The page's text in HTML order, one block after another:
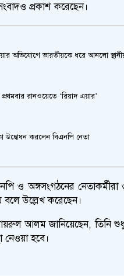
প্রকাশ করেছেন।
অভিযোগে ভারতীয়কে ধরে আনলো
রানওয়েতে ‘রিয়াদ এয়ার’
উদ্বোধন করলেন বিএনপি নেতা
ও অঙ্গসংগঠনের
উল্লেখ করেছেন।
আলম জানিয়েছেন, তিনি শুধু
হবে।